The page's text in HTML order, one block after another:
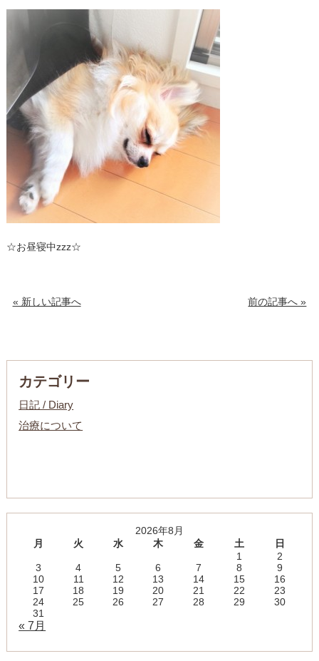
☆お昼寝中zzz☆
« 新しい記事へ 前の記事へ »
カテゴリー
日記 / Diary
治療について
2026年8月
月
火 水 木 金 土
日
1
2
3
4 5 6 7 8
9
10
11 12 13 14 15
16
17
18 19 20 21 22
23
24
25 26 27 28 29
30
31
« 7月